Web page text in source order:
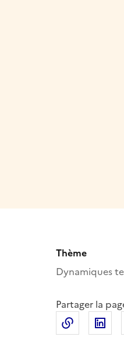
Thème
Dynamiques
Partager la
Copier